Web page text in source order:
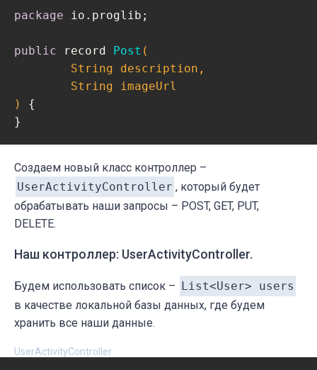
return username;
public void setUsername
this.username = username;
    }
public List<Post> getPosts() {
return
    }
public void setPosts (List<Post> posts)
    }
package io.proglib;
public record Post (
        String description,
        String imageUrl
)
{
Создаем новый класс контроллер –
UserActivityController , который будет
обрабатывать наши запросы – POST, GET, PUT,
DELETE.
Наш контроллер: UserActivityController.
Будем использовать список – List<User> users
в качестве локальной базы данных, где будем
хранить все наши данные.
UserActivityController